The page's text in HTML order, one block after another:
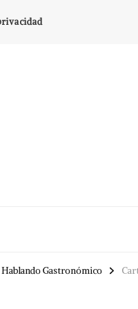
Hablando Gastronómico